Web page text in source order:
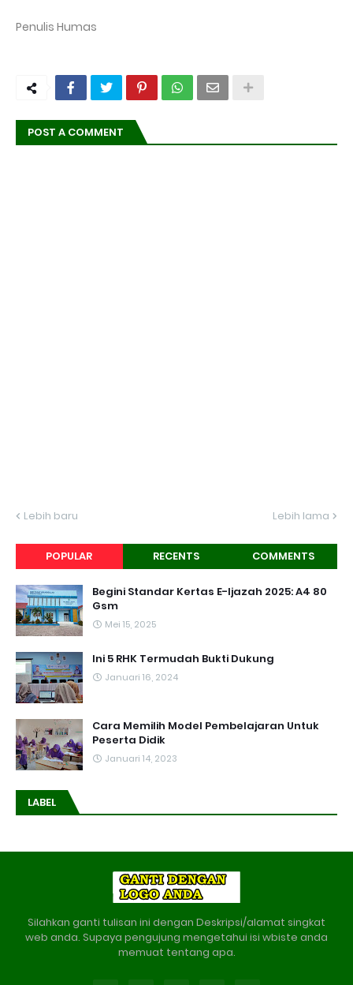
Penulis Humas
POST A COMMENT
Lebih baru Lebih lama
POPULAR RECENTS COMMENTS
Begini Standar Kertas E-Ijazah 2025: A4 80
Gsm
Mei 15, 2025
Ini 5 RHK Termudah Bukti Dukung
Januari 16, 2024
Cara Memilih Model Pembelajaran Untuk
Peserta Didik
Januari 14, 2023
LABEL
Silahkan ganti tulisan ini dengan Deskripsi/alamat singkat
web anda. Supaya pengujung mengetahui isi wbiste anda
memuat tentang apa.